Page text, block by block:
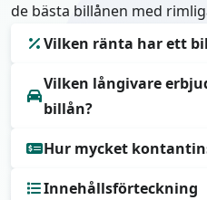
de bästa billånen med
Vilken ränta har ett
Räntan på billån ligger
Vilken långivare
billån?
Enklareerbjuder lägst
Hur mycket
För billån med bilen som
Innehållsförteckning